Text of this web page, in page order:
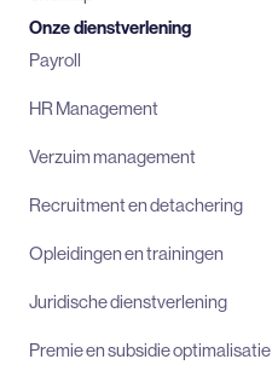
Onze dienstverlening
Payroll
HR Management
Verzuim management
Recruitment en detachering
Opleidingen en trainingen
Juridische dienstverlening
Premie en subsidie optimalisatie